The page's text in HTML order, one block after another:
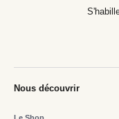
Nous découvrir